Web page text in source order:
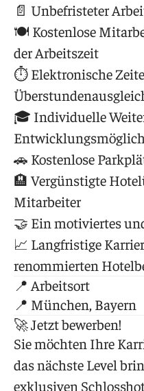
📄 Unbefristeter
🍽 Kostenlose
der Arbeitszeit
⏱ Elektronische
🎓 Individuelle
🚗 Kostenlose
🏨 Vergünstigte
Mitarbeiter
🤝 Ein motiviertes
📈 Langfristige
renommierten
📍 Arbeitsort
📍 München, Bayern
🚀 Jetzt bewerben!
Sie möchten Ihre
das nächste Level
exklusiven